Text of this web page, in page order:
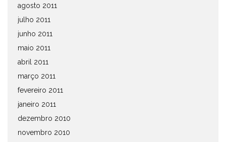
agosto 2011
julho 2011
junho 2011
maio 2011
abril 2011
março 2011
fevereiro 2011
janeiro 2011
dezembro 2010
novembro 2010